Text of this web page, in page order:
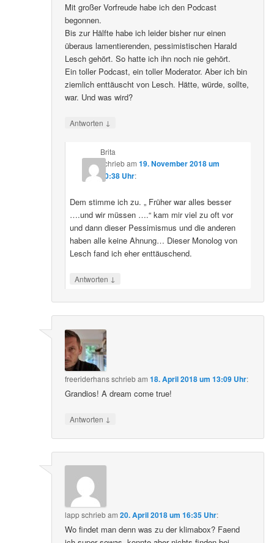
Mit großer Vorfreude habe ich den Podcast
begonnen.
Bis zur Hälfte habe ich leider bisher nur einen
überaus lamentierenden, pessimistischen Harald
Lesch gehört. So hatte ich ihn noch nie gehört.
Ein toller Podcast, ein toller Moderator. Aber ich bin
ziemlich enttäuscht von Lesch. Hätte, würde, sollte,
war. Und was wird?
Antworten ↓
Brita
schriebam 19. November 2018 um
20:38 Uhr:
Dem stimme ich zu. „ Früher war alles besser
….und wir müssen ….“ kam mir viel zu oft vor
und dann dieser Pessimismus und die anderen
haben alle keine Ahnung… Dieser Monolog von
Lesch fand ich eher enttäuschend.
Antworten ↓
freeriderhansschriebam18. April 2018 um 13:09 Uhr:
Grandios! A dream come true!
Antworten ↓
lappschriebam20. April 2018 um 16:35 Uhr:
Wo findet man denn was zu der klimabox? Faend